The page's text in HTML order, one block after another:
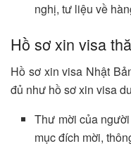
nghị, tư liệu về
Hồ sơ xin visa
Hồ sơ xin visa Nhật
đủ như hồ sơ xin visa
Thư mời của
mục đích mời,